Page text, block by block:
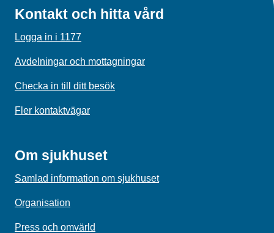
Kontakt och hitta vård
Logga in i 1177
Avdelningar och mottagningar
Checka in till ditt besök
Fler kontaktvägar
Om sjukhuset
Samlad information om sjukhuset
Organisation
Press och omvärld